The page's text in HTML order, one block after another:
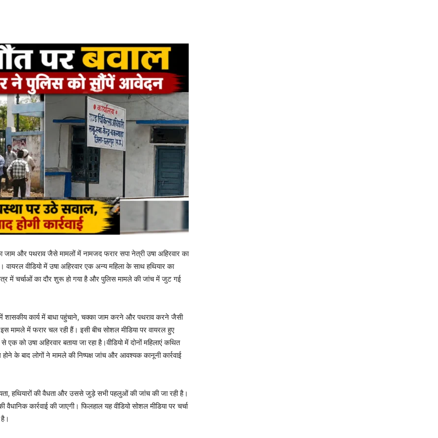
जाम और पथराव जैसे मामलों में नामजद फरार सपा नेत्री उषा अहिरवार का
वीडियो में उषा अहिरवार एक अन्य महिला के साथ हथियार का
में चर्चाओं का दौर शुरू हो गया है और पुलिस मामले की जांच में जुट गई
शासकीय कार्य में बाधा पहुंचाने, चक्का जाम करने और पथराव करने जैसी
मामले में फरार चल रही हैं। इसी बीच सोशल मीडिया पर वायरल हुए
एक को उषा अहिरवार बताया जा रहा है।वीडियो में दोनों महिलाएं कथित
के बाद लोगों ने मामले की निष्पक्ष जांच और आवश्यक कानूनी कार्रवाई
हथियारों की वैधता और उससे जुड़े सभी पहलुओं की जांच की जा रही है।
कार्रवाई की जाएगी। फिलहाल यह वीडियो सोशल मीडिया पर चर्चा